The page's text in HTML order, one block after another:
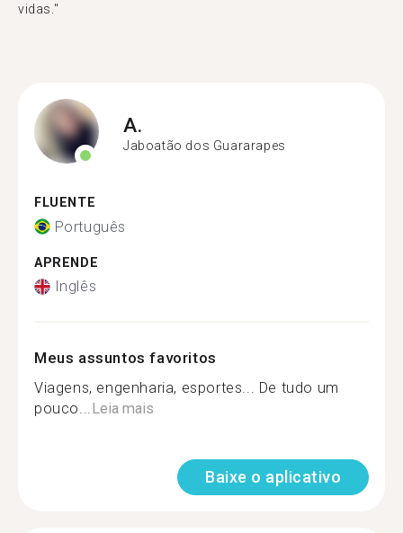
vidas."
A.
Jaboatão dos Guararapes
FLUENTE
Português
APRENDE
Inglês
Meus assuntos favoritos
Viagens, engenharia, esportes... De tudo um
pouco...Leia mais
Baixe o aplicativo